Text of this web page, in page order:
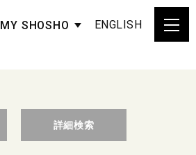
MY SHOSHO ENGLISH
詳細検索